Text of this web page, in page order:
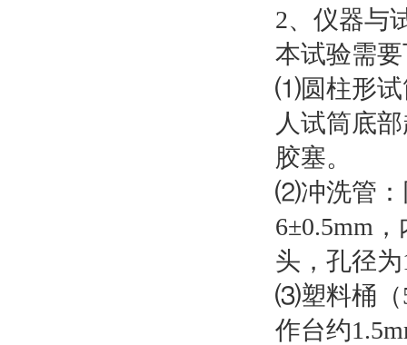
2、仪器与
本试验需
⑴圆柱形试
人试筒底
胶塞。
⑵冲洗管：
6±0.5mm
头，孔径为
⑶塑料桶（
作台约